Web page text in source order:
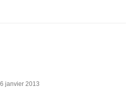
janvier 2013